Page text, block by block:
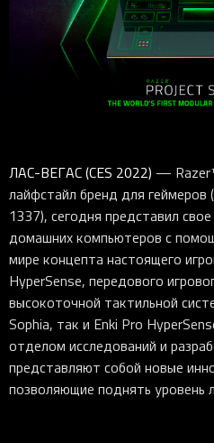
ЛАС-ВЕГАС (CES 2022) —
лайфстайл бренд для геймеров
1337), сегодня представил
домашних компьютеров с
мире концепта настоящего
HyperSense, передового
высокоточной тактильной
Sophia, так и Enki Pro
отделом исследований и
представляют собой новые
позволяющие поднять уровень